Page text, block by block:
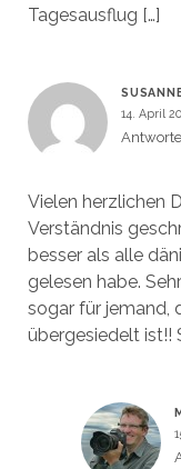
Tagesausflug […]
14. April
Vielen herzlichen
Verständnis
besser als alle
gelesen habe.
sogar für jemand,
übergesiedelt ist!!